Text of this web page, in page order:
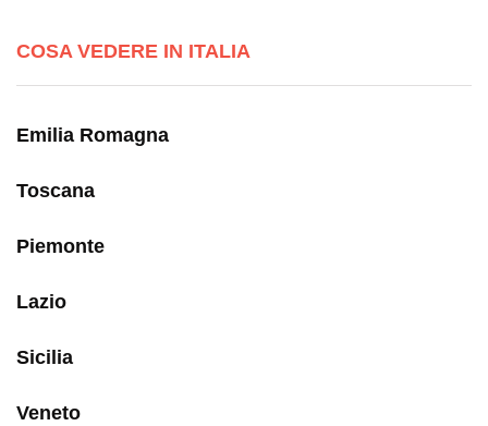
COSA VEDERE IN ITALIA
Emilia Romagna
Toscana
Piemonte
Lazio
Sicilia
Veneto